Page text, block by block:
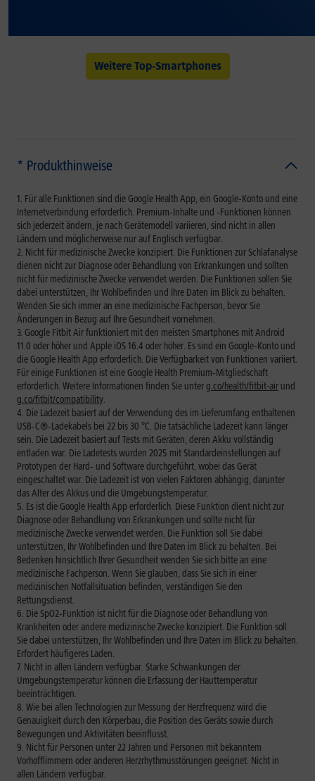
Weitere Top-Smartphones
* Produkthinweise
Für alle Funktionen sind die Google Health App, ein Google‑Konto und eine
Internetverbindung erforderlich. Premium‑Inhalte und ‑Funktionen können
sich jederzeit ändern, je nach Gerätemodell variieren, sind nicht in allen
Ländern und möglicherweise nur auf Englisch verfügbar.
Nicht für medizinische Zwecke konzipiert. Die Funktionen zur Schlafanalyse
dienen nicht zur Diagnose oder Behandlung von Erkrankungen und sollten
nicht für medizinische Zwecke verwendet werden. Die Funktionen sollen Sie
dabei unterstützen, Ihr Wohlbefinden und Ihre Daten im Blick zu behalten.
Wenden Sie sich immer an eine medizinische Fachperson, bevor Sie
Änderungen in Bezug auf Ihre Gesundheit vornehmen.
Google Fitbit Air funktioniert mit den meisten Smartphones mit Android
11.0 oder höher und Apple iOS 16.4 oder höher. Es sind ein Google‑Konto und
die Google Health App erforderlich. Die Verfügbarkeit von Funktionen variiert.
Für einige Funktionen ist eine Google Health Premium‑Mitgliedschaft
erforderlich. Weitere Informationen finden Sie unterg.co/health/fitbit-air und
g.co/fitbit/compatibility.
Die Ladezeit basiert auf der Verwendung des im Lieferumfang enthaltenen
USB‑C®‑Ladekabels bei 22 bis 30 °C. Die tatsächliche Ladezeit kann länger
sein. Die Ladezeit basiert auf Tests mit Geräten, deren Akku vollständig
entladen war. Die Ladetests wurden 2025 mit Standardeinstellungen auf
Prototypen der Hard‑ und Software durchgeführt, wobei das Gerät
eingeschaltet war. Die Ladezeit ist von vielen Faktoren abhängig, darunter
das Alter des Akkus und die Umgebungstemperatur.
Es ist die Google Health App erforderlich. Diese Funktion dient nicht zur
Diagnose oder Behandlung von Erkrankungen und sollte nicht für
medizinische Zwecke verwendet werden. Die Funktion soll Sie dabei
unterstützen, Ihr Wohlbefinden und Ihre Daten im Blick zu behalten. Bei
Bedenken hinsichtlich Ihrer Gesundheit wenden Sie sich bitte an eine
medizinische Fachperson. Wenn Sie glauben, dass Sie sich in einer
medizinischen Notfallsituation befinden, verständigen Sie den
Rettungsdienst.
Die SpO2‑Funktion ist nicht für die Diagnose oder Behandlung von
Krankheiten oder andere medizinische Zwecke konzipiert. Die Funktion soll
Sie dabei unterstützen, Ihr Wohlbefinden und Ihre Daten im Blick zu behalten.
Erfordert häufigeres Laden.
Nicht in allen Ländern verfügbar. Starke Schwankungen der
Umgebungstemperatur können die Erfassung der Hauttemperatur
beeinträchtigen.
Wie bei allen Technologien zur Messung der Herzfrequenz wird die
Genauigkeit durch den Körperbau, die Position des Geräts sowie durch
Bewegungen und Aktivitäten beeinflusst.
Nicht für Personen unter 22 Jahren und Personen mit bekanntem
Vorhofflimmern oder anderen Herzrhythmusstörungen geeignet. Nicht in
allen Ländern verfügbar.